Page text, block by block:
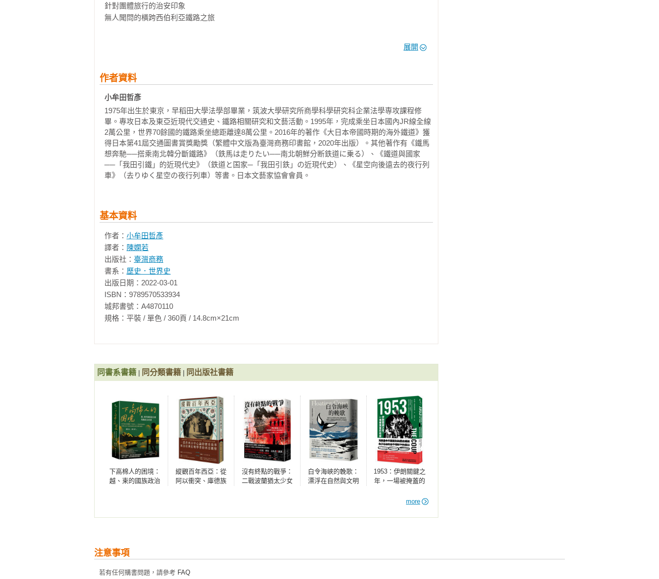
針對團體旅行的治安印象
無人聞問的橫跨西伯利亞鐵路之旅
日本國內的跨境手續
出入蘇聯國境的嚴格，亦同於戰後
充實的廣域優惠票制度
搭豪華列車和優雅船旅的大陸旅行
驚異趨近外地的長空之旅
用日語旅行的新領土
旅行會話情況彰顯的國際情勢
滿洲國成立後，日幣成為主力貨幣
在外地參加的戶外活動
日本人不論到哪兒都開發溫泉
飯店有西式、日式、當地式可以選
從餐廳看到的飲食享受
火車便當文化未能在大陸紮根
臺灣有鴉片的販賣處
遊廓為夜生活的一部分
東亞旅行頻繁的時代
第二章  戰後日本人的亞洲旅行
戰爭結束後的旅行態勢
外幣條件限制出國條件
東京奧運前夕開放自由海外旅行
是否需要旅行正當名義的爭議
護照不能多次使用
款項攜帶方法的變化
外國旅行比戰前更加遙不可及
旅遊手冊述說的團體旅行主流時代
巨無霸噴射機出現，船旅消失
亞洲旅行一度人氣低迷？
集中在亞洲特定地區的原因
中國旅行在文革後，以「社會科參觀」名義重開大門
字裡行間看中國社會價值觀的變化
戰後亞洲的旅行會話狀況
展開
作者資料
小牟田哲彥
1975年出生於東京，早稻田大學法學部畢業，筑波大學研究所商學科學研究科企業法學専攻課程修
畢。專攻日本及東亞近現代交通史、鐵路相關研究和文藝活動。1995年，完成乘坐日本國內JR線全線
2萬公里，世界70餘國的鐵路乘坐總距離達8萬公里。2016年的著作《大日本帝國時期的海外鐵道》獲
得日本第41屆交通圖書賞獎勵獎（繁體中文版為臺灣商務印書館，2020年出版）。其他著作有《鐵馬
想奔馳──搭乘南北韓分斷鐵路》（鉄馬は走りたい──南北朝鮮分断鉄道に乗る）、《鐵道與國家
──「我田引鐵」的近現代史》（鉄道と国家─「我田引鉄」の近現代史）、《星空向後遠去的夜行列
車》（去りゆく星空の夜行列車）等書。日本文藝家協會會員。
基本資料
作者： 小牟田哲彥
譯者： 陳嫻若
出版社： 臺灣商務
書系： 歷史．世界史
出版日期：2022-03-01
ISBN：9789570533934
城邦書號：A4870110
規格：平裝 / 單色 / 360頁 / 14.8cm×21cm
同書系書籍 同分類書籍 同出版社書籍
下高棉人的困境：
越、柬的國族政治
縱觀百年西亞：從
阿以衝突、庫德族
沒有終點的戰爭：
二戰波蘭猶太少女
白令海峽的輓歌：
漂浮在自然與文明
1953：伊朗關鍵之
年，一場被掩蓋的
more
注意事項
若有任何購書問題，請參考 FAQ